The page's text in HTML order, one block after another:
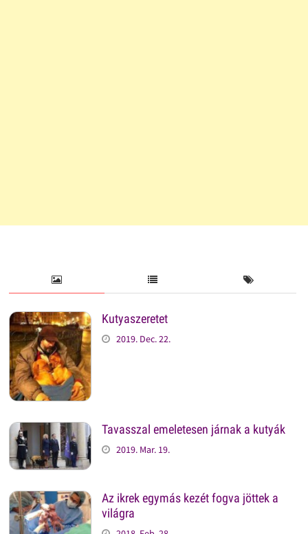
Kutyaszeretet
2019. Dec. 22.
Tavasszal emeletesen járnak a kutyák
2019. Mar. 19.
Az ikrek egymás kezét fogva jöttek a
világra